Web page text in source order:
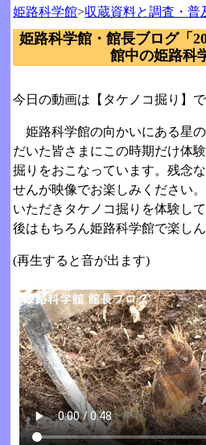
姫路科学館>収蔵資料と調査・普
姫路科学館・館長ブログ「
館中の姫路科
今日の動画は【タケノコ掘り】で
姫路科学館の向かいにある星
だいた皆さまにこの時期だけ体
掘りをおこなっています。残念
せんが映像でお楽しみください
いただきタケノコ掘りを体験し
後はもちろん姫路科学館で楽しん
(再生すると音が出ます)